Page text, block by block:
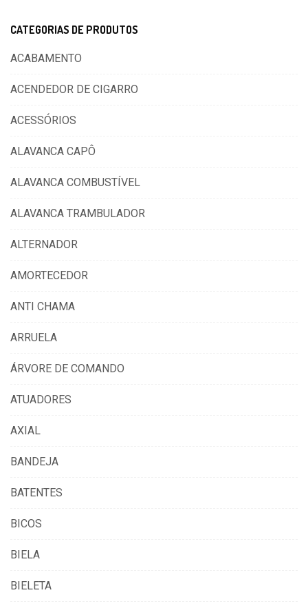
CATEGORIAS DE PRODUTOS
ACABAMENTO
ACENDEDOR DE CIGARRO
ACESSÓRIOS
ALAVANCA CAPÔ
ALAVANCA COMBUSTÍVEL
ALAVANCA TRAMBULADOR
ALTERNADOR
AMORTECEDOR
ANTI CHAMA
ARRUELA
ÁRVORE DE COMANDO
ATUADORES
AXIAL
BANDEJA
BATENTES
BICOS
BIELA
BIELETA